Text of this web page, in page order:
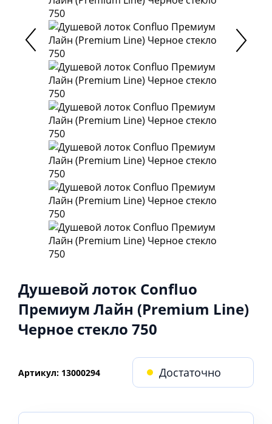
Душевой лоток Confluo
Премиум Лайн (Premium Line)
Черное стекло 750
Артикул: 13000294 Достаточно